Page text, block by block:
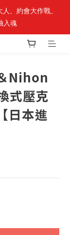
送「完節紀念
、約會大作戰、
入魂
送「完節紀念
Nihon
式壓克
日本進